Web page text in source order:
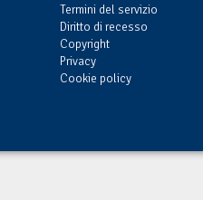
Termini del servizio
Diritto di recesso
Copyright
Privacy
Cookie policy